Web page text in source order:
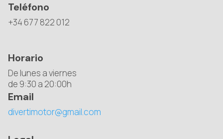
Teléfono
+34 677 822 012
Horario
De lunes a viernes
de 9:30 a 20:00h
Email
divertimotor@gmail.com